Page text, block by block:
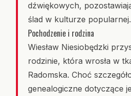
dźwiękowych,
ślad w kulturze popularnej.
Pochodzenie i rodzina
Wiesław Niesiobędzki
rodzinie, która wrosła w
Radomska. Choć
genealogiczne dotyczące